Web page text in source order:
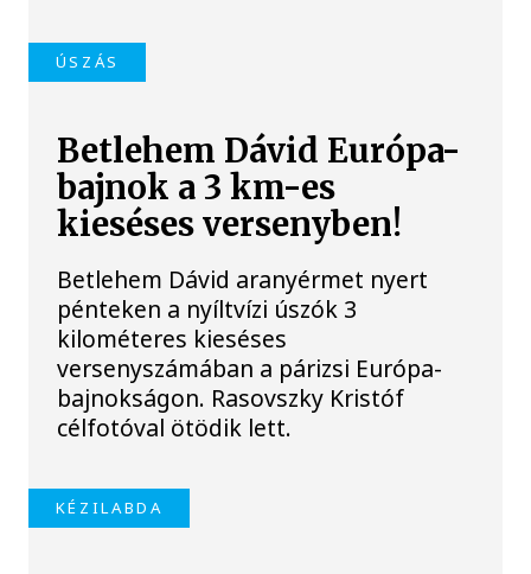
ÚSZÁS
Betlehem Dávid Európa-
bajnok a 3 km-es
kieséses versenyben!
Betlehem Dávid aranyérmet nyert
pénteken a nyíltvízi úszók 3
kilométeres kieséses
versenyszámában a párizsi Európa-
bajnokságon. Rasovszky Kristóf
célfotóval ötödik lett.
KÉZILABDA